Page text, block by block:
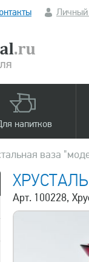
Личный
напитков
ваза
Арт. 100228,